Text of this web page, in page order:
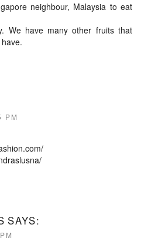
neighbour, Malaysia to eat
We have many other fruits that
PM
SAYS: